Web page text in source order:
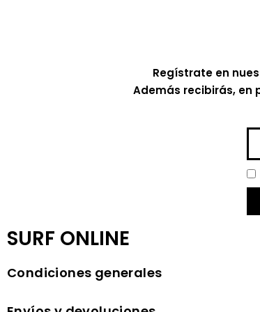
Regístrate en
Además recibirás, en
SURF ONLINE
Condiciones generales